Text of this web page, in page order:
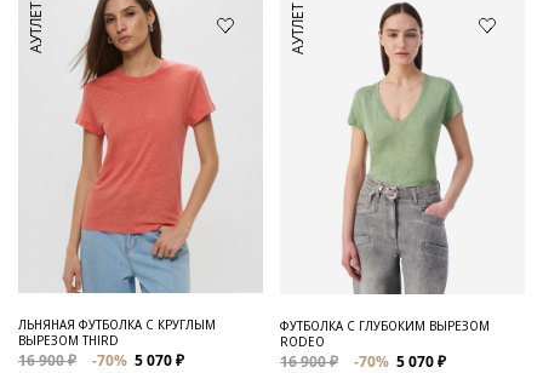
АУТЛЕТ
ЛЬНЯНАЯ ФУТБОЛКА С КРУГЛЫМ
ВЫРЕЗОМ THIRD
16 900 ₽ -70% 5 070 ₽
АУТЛЕТ
ФУТБОЛКА С ГЛУБОКИМ ВЫРЕЗОМ
RODEO
16 900 ₽ -70% 5 070 ₽